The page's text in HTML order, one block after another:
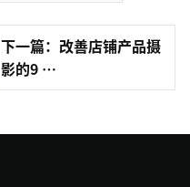
下一篇：改善店铺产品摄
影的9 …